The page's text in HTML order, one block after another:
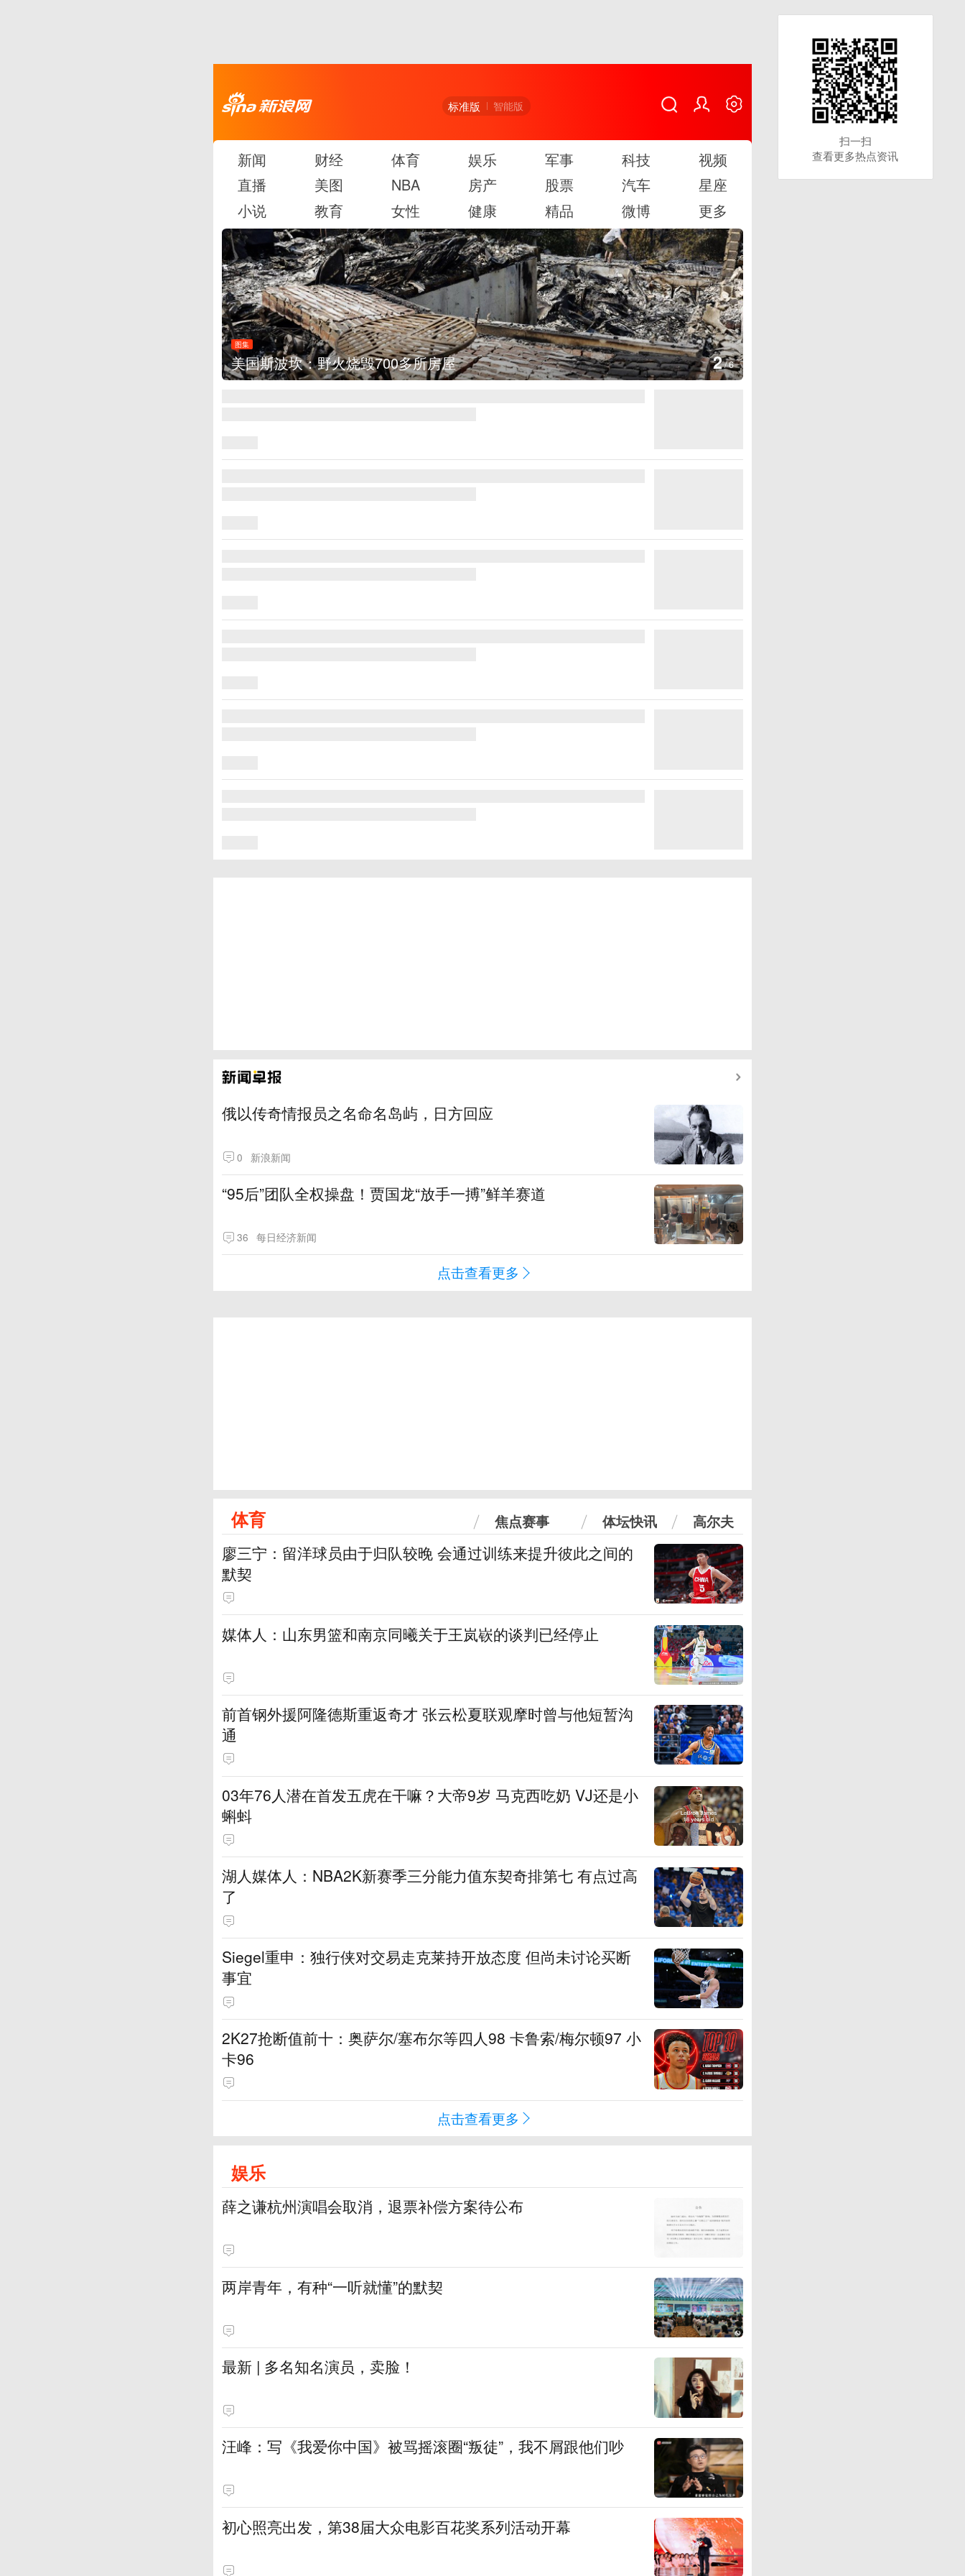
标准版 智能版
新闻 财经 体育 娱乐 军事 科技
视频
直播
美图 NBA 房产 股票 汽车
星座
小说
教育 女性 健康 精品 微博 更多
图集
美国斯波坎：野火烧毁700多所房屋 2/6
俄以传奇情报员之名命名岛屿，日方回应
0 新浪新闻
“95后”团队全权操盘！贾国龙“放手一搏”鲜羊赛道
36 每日经济新闻
点击查看更多
体育 焦点赛事 体坛快讯 高尔夫
廖三宁：留洋球员由于归队较晚 会通过训练来提升彼此之间的
默契
媒体人：山东男篮和南京同曦关于王岚嵚的谈判已经停止
前首钢外援阿隆德斯重返奇才 张云松夏联观摩时曾与他短暂沟
通
03年76人潜在首发五虎在干嘛？大帝9岁 马克西吃奶 VJ还是小
蝌蚪
湖人媒体人：NBA2K新赛季三分能力值东契奇排第七 有点过高
了
Siegel重申：独行侠对交易走克莱持开放态度 但尚未讨论买断
事宜
2K27抢断值前十：奥萨尔/塞布尔等四人98 卡鲁索/梅尔顿97 小
卡96
点击查看更多
娱乐
薛之谦杭州演唱会取消，退票补偿方案待公布
两岸青年，有种“一听就懂”的默契
最新 | 多名知名演员，卖脸！
汪峰：写《我爱你中国》被骂摇滚圈“叛徒”，我不屑跟他们吵
初心照亮出发，第38届大众电影百花奖系列活动开幕
扫一扫
查看更多热点资讯
扫一扫
查看更多热点资讯